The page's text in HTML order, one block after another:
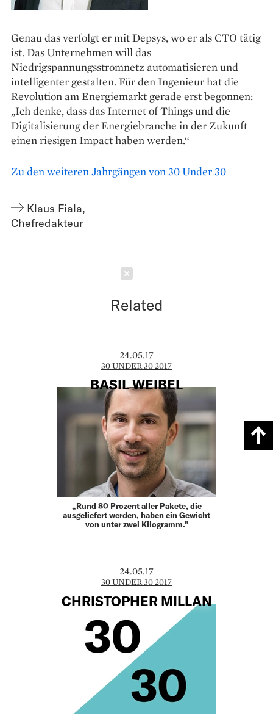
Genau das verfolgt er mit Depsys, wo er als CTO tätig
ist. Das Unternehmen will das
Niedrigspannungsstromnetz automatisieren und
intelligenter gestalten. Für den Ingenieur hat die
Revolution am Energiemarkt gerade erst begonnen:
„Ich denke, dass das Internet of Things und die
Digitalisierung der Energiebranche in der Zukunft
einen riesigen Impact haben werden.“
Zu den weiteren Jahrgängen von 30 Under 30
Klaus Fiala,
Chefredakteur
Related
24.05.17
30 UNDER 30 2017
BASIL WEIBEL
„Rund 80 Prozent aller Pakete, die
ausgeliefert werden, haben ein Gewicht
von unter zwei Kilogramm."
24.05.17
30 UNDER 30 2017
CHRISTOPHER MILLAN